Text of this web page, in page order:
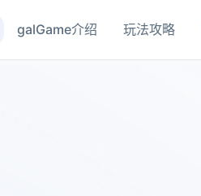
galGame介绍 玩法攻略